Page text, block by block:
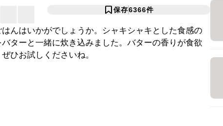
保存6366件
んはいかがでしょうか。シャキシャキとした食感の
ターと一緒に炊き込みました。バターの香りが食欲
ひお試しくださいね。